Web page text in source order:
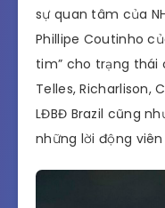
sự quan tâm của
Phillipe Coutinho
tim” cho trạng thái
Telles, Richarlison,
LĐBĐ Brazil cũng
những lời động